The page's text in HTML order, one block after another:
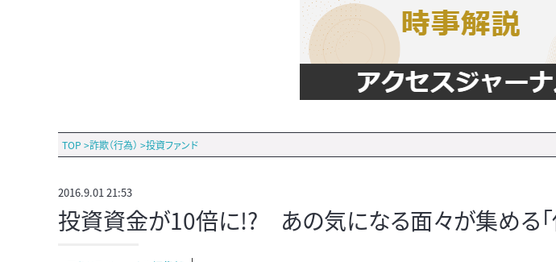
TOP >詐欺（行為） >投資ファンド
2016.9.01 21:53
投資資金が10倍に!? あの気になる面々が集める「